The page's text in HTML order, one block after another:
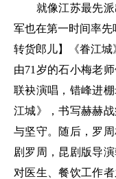
就像江苏最先派
军也在第一时间率
转货郎儿】《眷江城
由71岁的石小梅老
联袂演唱，错峰进
江城》，书写赫赫
与坚守。随后，罗
剧罗周，昆剧版导
对医生、餐饮工作